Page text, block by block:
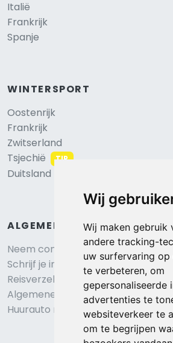
Wij
Wij maken gebruik
andere tracking-
uw surfervaring
te verbeteren, om
gepersonaliseerde
advertenties te
websiteverkeer te
om te begrijpen
Italië
Frankrijk
Spanje
WINTERSPORT
Oostenrijk
Frankrijk
Zwitserland
Tsjechië
TIP
Duitsland
ALGEMEEN
Neem contact op
Schrijf je in voor onze nieuwsbrief
Reisverzekering afsluiten
Algemene voorwaarden
Huurauto reserveren